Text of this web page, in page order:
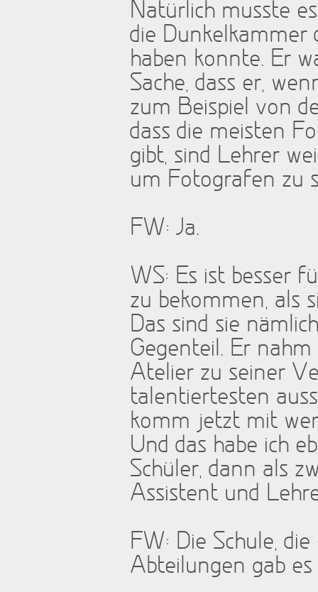
Natürlich musste
die Dunkelkammer
haben konnte. Er
Sache, dass er,
zum Beispiel von
dass die meisten
gibt, sind Lehrer
um Fotografen zu
FW: Ja.
WS: Es ist besser
zu bekommen, als
Das sind sie
Gegenteil. Er
Atelier zu seiner
talentiertesten
komm jetzt mit
Und das habe ich
Schüler, dann als
Assistent und
FW: Die Schule,
Abteilungen gab es